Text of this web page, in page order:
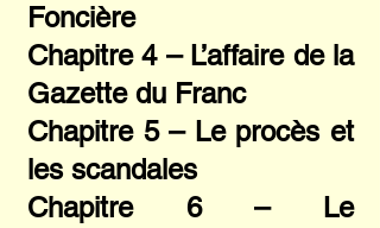
Foncière
Chapitre 4 – L’affaire de la
Gazette du Franc
Chapitre 5 – Le procès et
les scandales
Chapitre 6 – Le